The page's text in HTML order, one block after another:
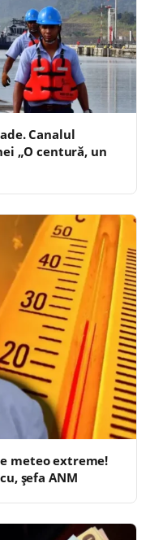
Canalul
„O centură, un
meteo extreme!
șefa ANM